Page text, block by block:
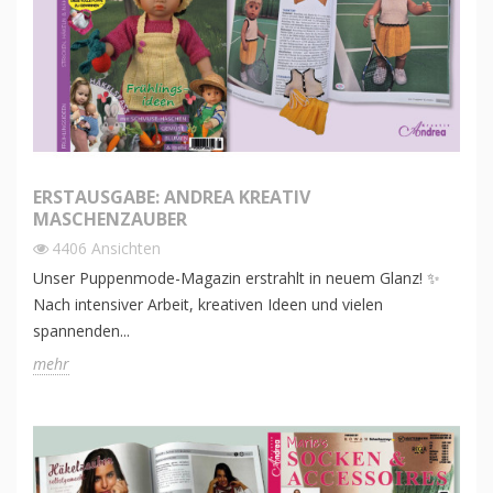
ERSTAUSGABE: ANDREA KREATIV
MASCHENZAUBER
4406 Ansichten
Unser Puppenmode-Magazin erstrahlt in neuem Glanz! ✨
Nach intensiver Arbeit, kreativen Ideen und vielen
spannenden...
mehr